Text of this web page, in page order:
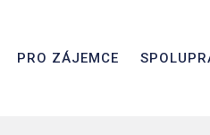
PRO ZÁJEMCE